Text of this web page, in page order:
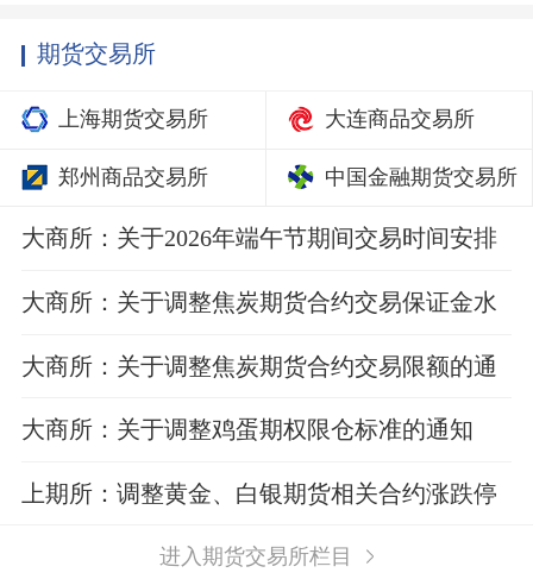
期货交易所
上海期货交易所 大连商品交易所
郑州商品交易所 中国金融期货交易所
大商所：关于2026年端午节期间交易时间安排
的通知
大商所：关于调整焦炭期货合约交易保证金水
平的通知
大商所：关于调整焦炭期货合约交易限额的通
知
大商所：关于调整鸡蛋期权限仓标准的通知
上期所：调整黄金、白银期货相关合约涨跌停
板幅度和交易保证金比例
进入期货交易所栏目